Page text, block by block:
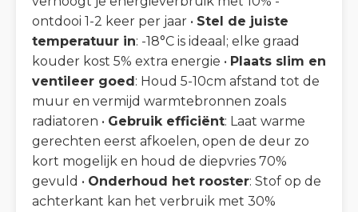
ontdooi 1-2 keer per jaar • Stel de juiste
temperatuur in: -18°C is ideaal; elke graad
kouder kost 5% extra energie • Plaats slim en
ventileer goed: Houd 5-10cm afstand tot de
muur en vermijd warmtebronnen zoals
radiatoren • Gebruik efficiënt: Laat warme
gerechten eerst afkoelen, open de deur zo
kort mogelijk en houd de diepvries 70%
gevuld • Onderhoud het rooster: Stof op de
achterkant kan het verbruik met 30%